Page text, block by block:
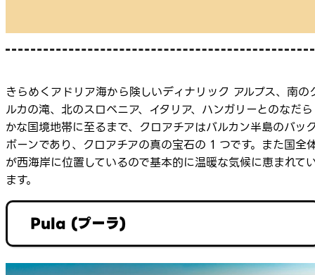
きらめくアドリア海から険しいディナリック アルプス、南の
ルカの滝、北のスロベニア、イタリア、ハンガリーとのなだら
かな国境地帯に至るまで、クロアチアはバルカン半島のバッ
ボーンであり、クロアチアの真の宝石の 1 つです。また国全
が西海岸に位置しているので基本的に温暖な気候に恵まれて
ます。
Pula (プーラ)